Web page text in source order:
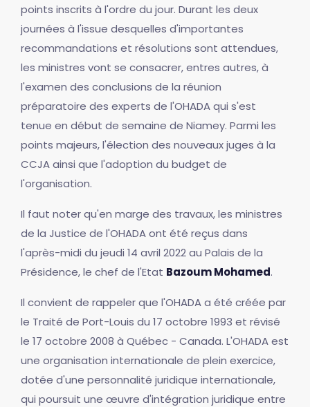
points inscrits à l'ordre du jour. Durant les deux
journées à l'issue desquelles d'importantes
recommandations et résolutions sont attendues,
les ministres vont se consacrer, entres autres, à
l'examen des conclusions de la réunion
préparatoire des experts de l'OHADA qui s'est
tenue en début de semaine de Niamey. Parmi les
points majeurs, l'élection des nouveaux juges à la
CCJA ainsi que l'adoption du budget de
l'organisation.
Il faut noter qu'en marge des travaux, les ministres
de la Justice de l'OHADA ont été reçus dans
l'après-midi du jeudi 14 avril 2022 au Palais de la
Présidence, le chef de l'Etat Bazoum Mohamed.
Il convient de rappeler que l'OHADA a été créée par
le Traité de Port-Louis du 17 octobre 1993 et révisé
le 17 octobre 2008 à Québec - Canada. L'OHADA est
une organisation internationale de plein exercice,
dotée d'une personnalité juridique internationale,
qui poursuit une œuvre d'intégration juridique entre